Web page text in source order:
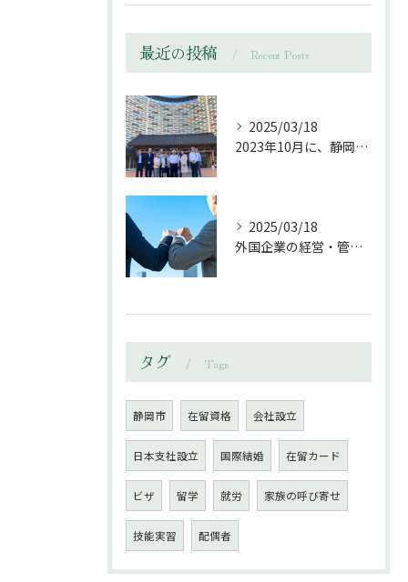
最近の投稿 Recent Posts
2025/03/18
2023年10月に、静岡市日韓親善協会の皆様と静岡県姉妹都市...
2025/03/18
外国企業の経営・管理ビザの実例
タグ Tags
静岡市 在留資格 会社設立
日本支社設立 国際結婚 在留カード
ビザ 留学 就労 家族の呼び寄せ
技能実習 配偶者